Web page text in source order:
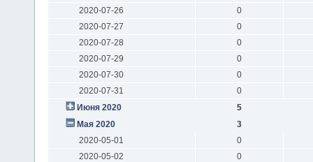
2020-07-26
0
2020-07-27
0
2020-07-28
0
2020-07-29
0
2020-07-30
0
2020-07-31
0
Июня 2020
5
Мая 2020
3
2020-05-01
0
2020-05-02
0